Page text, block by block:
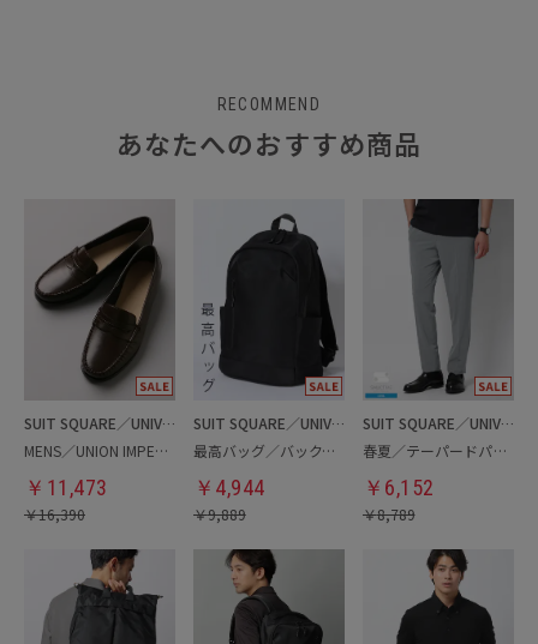
RECOMMEND
あなたへのおすすめ商品
SUIT SQUARE／UNIVERSAL LANGUAGE
MENS／UNION IMPERIAL監修／コインローファー
￥ 11,473
￥16,390
SUIT SQUARE／UNIVERSAL LANGUAGE
最高バッグ／バックパック
￥ 4,944
￥9,889
SUIT SQUARE／UNIVERSAL LANGUAGE
春夏／テーパードパンツ
￥ 6,152
￥8,789